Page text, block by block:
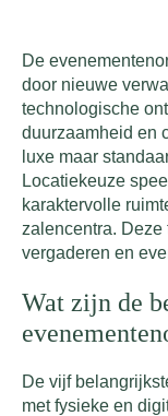
De
door nieuwe
technologische
duurzaamheid en
luxe maar
Locatiekeuze
karaktervolle
zalencentra.
vergaderen en
Wat zijn de
De vijf
met fysieke en